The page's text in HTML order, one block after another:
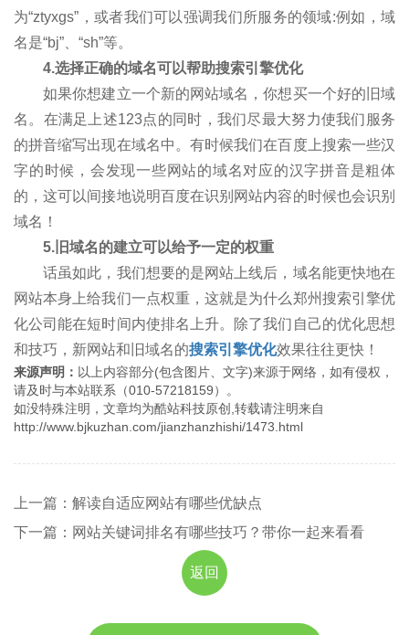
为“ztyxgs”，或者我们可以强调我们所服务的领域:例如，域
名是“bj”、“sh”等。
4.选择正确的域名可以帮助搜索引擎优化
如果你想建立一个新的网站域名，你想买一个好的旧域
名。在满足上述123点的同时，我们尽最大努力使我们服务
的拼音缩写出现在域名中。有时候我们在百度上搜索一些汉
字的时候，会发现一些网站的域名对应的汉字拼音是粗体
的，这可以间接地说明百度在识别网站内容的时候也会识别
域名！
5.旧域名的建立可以给予一定的权重
话虽如此，我们想要的是网站上线后，域名能更快地在
网站本身上给我们一点权重，这就是为什么郑州搜索引擎优
化公司能在短时间内使排名上升。除了我们自己的优化思想
和技巧，新网站和旧域名的搜索引擎优化效果往往更快！
来源声明： 以上内容部分(包含图片、文字)来源于网络，如有侵权，
请及时与本站联系（010-57218159）。
如没特殊注明，文章均为酷站科技原创,转载请注明来自
http://www.bjkuzhan.com/jianzhanzhishi/1473.html
上一篇：解读自适应网站有哪些优缺点
下一篇：网站关键词排名有哪些技巧？带你一起来看看
返回